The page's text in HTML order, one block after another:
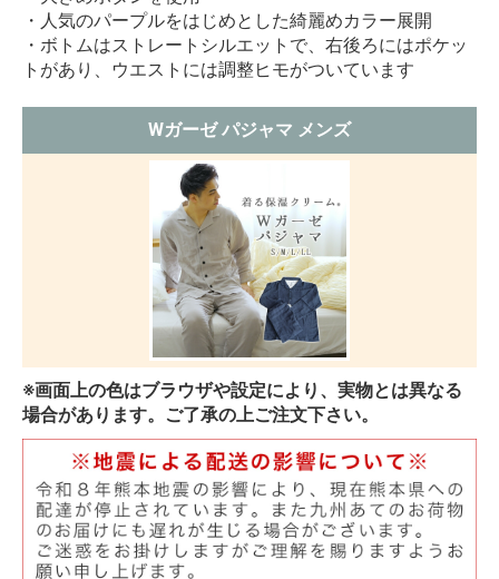
・人気のパープルをはじめとした綺麗めカラー展開
・ボトムはストレートシルエットで、右後ろにはポケッ
トがあり、ウエストには調整ヒモがついています
Wガーゼ パジャマ メンズ
※画面上の色はブラウザや設定により、実物とは異なる
場合があります。ご了承の上ご注文下さい。